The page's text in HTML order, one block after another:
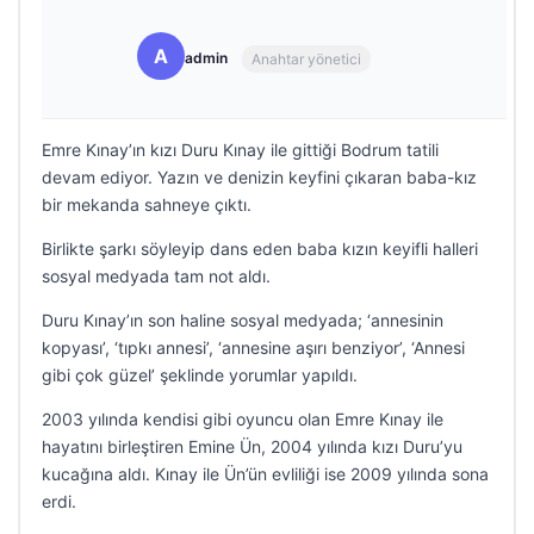
A admin Anahtar yönetici
Emre Kınay’ın kızı Duru Kınay ile gittiği Bodrum tatili
devam ediyor. Yazın ve denizin keyfini çıkaran baba-kız
bir mekanda sahneye çıktı.
Birlikte şarkı söyleyip dans eden baba kızın keyifli halleri
sosyal medyada tam not aldı.
Duru Kınay’ın son haline sosyal medyada; ‘annesinin
kopyası’, ‘tıpkı annesi’, ‘annesine aşırı benziyor’, ‘Annesi
gibi çok güzel’ şeklinde yorumlar yapıldı.
2003 yılında kendisi gibi oyuncu olan Emre Kınay ile
hayatını birleştiren Emine Ün, 2004 yılında kızı Duru’yu
kucağına aldı. Kınay ile Ün’ün evliliği ise 2009 yılında sona
erdi.